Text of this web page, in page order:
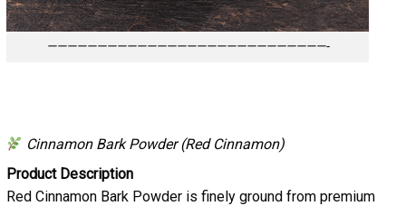
————————————————————————————-
Cinnamon Bark Powder (Red Cinnamon)
Product Description
Red Cinnamon Bark Powder is finely ground from premium